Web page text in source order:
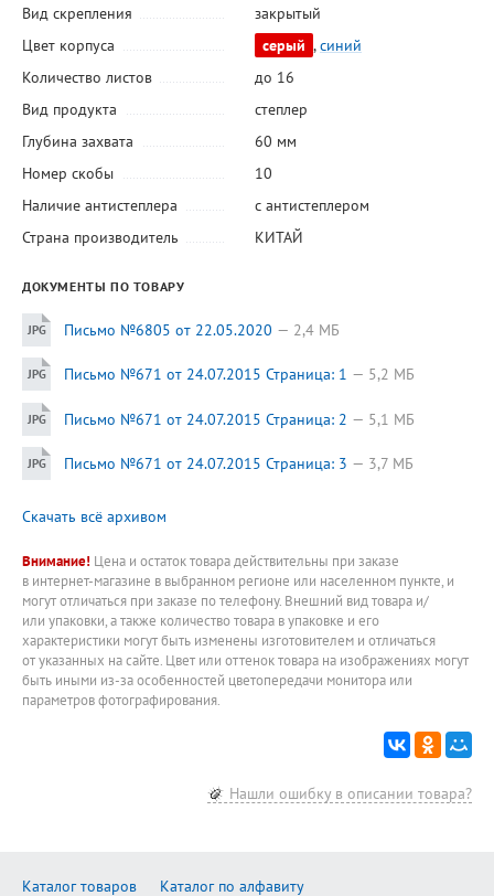
Вид скрепления
закрытый
Цвет корпуса
серый ,синий
Количество листов
до 16
Вид продукта
степлер
Глубина захвата
60 мм
Номер скобы
10
Наличие антистеплера
с антистеплером
Страна производитель
КИТАЙ
ДОКУМЕНТЫ ПО ТОВАРУ
Письмо №6805 от 22.05.2020 2,4 МБ
Письмо №671 от 24.07.2015 Страница: 1 5,2 МБ
Письмо №671 от 24.07.2015 Страница: 2 5,1 МБ
Письмо №671 от 24.07.2015 Страница: 3 3,7 МБ
Скачать всё архивом
Внимание! Цена и остаток товара действительны при заказе
в интернет-магазине в выбранном регионе или населенном пункте, и
могут отличаться при заказе по телефону. Внешний вид товара и/
или упаковки, а также количество товара в упаковке и его
характеристики могут быть изменены изготовителем и отличаться
от указанных на сайте. Цвет или оттенок товара на изображениях могут
быть иными из-за особенностей цветопередачи монитора или
параметров фотографирования.
Нашли ошибку в описании товара?
Каталог товаров Каталог по алфавиту